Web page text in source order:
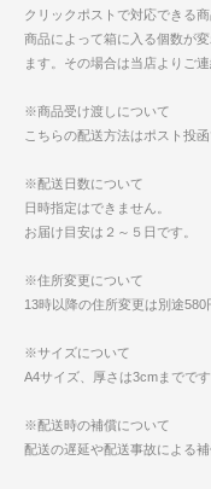
クリックポストで対応できる
商品によって箱に入る個数が
ます。その場合は当店よりご
※商品受け渡しについて
こちらの配送方法はポスト投函
※配送日数について
日時指定はできません。
お届け目安は２～５日です。
※住所変更について
13時以降の住所変更は別途580
※サイズについて
A4サイズ、厚さは3cmまでです
※配送時の補償について
配送の遅延や配送事故による